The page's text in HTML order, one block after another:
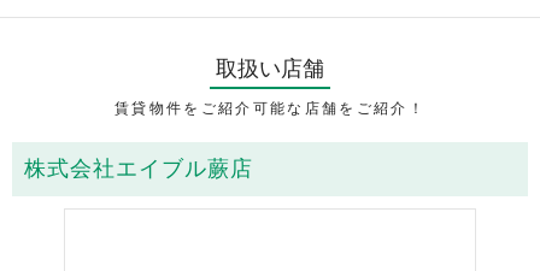
取扱い店舗
賃貸物件をご紹介可能な店舗をご紹介！
株式会社エイブル蕨店